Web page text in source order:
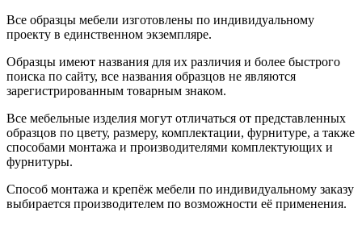
Все образцы мебели изготовлены по индивидуальному
проекту в единственном экземпляре.
Образцы имеют названия для их различия и более быстрого
поиска по сайту, все названия образцов не являются
зарегистрированным товарным знаком.
Все мебельные изделия могут отличаться от представленных
образцов по цвету, размеру, комплектации, фурнитуре, а также
способами монтажа и производителями комплектующих и
фурнитуры.
Способ монтажа и крепёж мебели по индивидуальному заказу
выбирается производителем по возможности её применения.